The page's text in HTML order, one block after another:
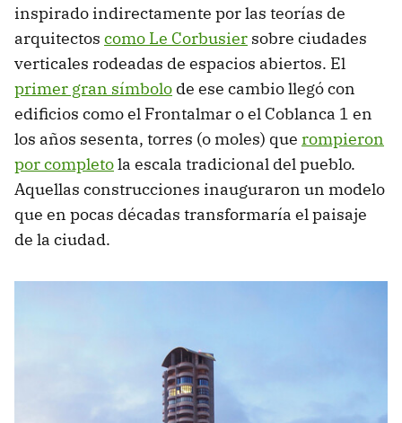
inspirado indirectamente por las teorías de
arquitectos como Le Corbusier sobre ciudades
verticales rodeadas de espacios abiertos. El
primer gran símbolo de ese cambio llegó con
edificios como el Frontalmar o el Coblanca 1 en
los años sesenta, torres (o moles) que rompieron
por completola escala tradicional del pueblo.
Aquellas construcciones inauguraron un modelo
que en pocas décadas transformaría el paisaje
de la ciudad.